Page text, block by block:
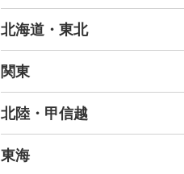
北海道・東北
関東
北陸・甲信越
東海